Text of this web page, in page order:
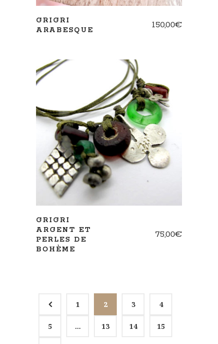
GRIGRI
ARABESQUE
150,00€
AJOUTER AU PANIER
GRIGRI
ARGENT ET
PERLES DE
BOHÈME
75,00€
4 1 2 3 4
5 … 13 14 15